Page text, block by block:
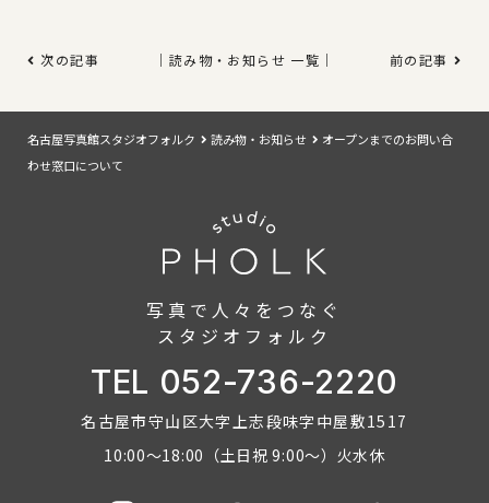
次の記事 ｜読み物・お知らせ 一覧｜ 前の記事
名古屋写真館スタジオフォルク 読み物・お知らせ
オープンまでのお問い合
わせ窓口について
写真で人々をつなぐ
スタジオフォルク
TEL 052-736-2220
名古屋市守山区大字上志段味字中屋敷1517
10:00～18:00（土日祝 9:00～）火水休